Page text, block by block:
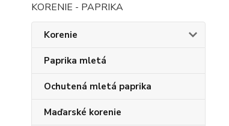
KORENIE - PAPRIKA
Korenie
Paprika mletá
Ochutená mletá paprika
Maďarské korenie